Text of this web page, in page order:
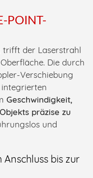
POINT-
trifft der Laserstrahl
Die durch
Verschiebung
Geschwindigkeit,
präzise zu
und
bis zur